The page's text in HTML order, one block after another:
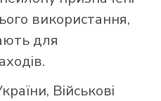
використання,
для
, Військові